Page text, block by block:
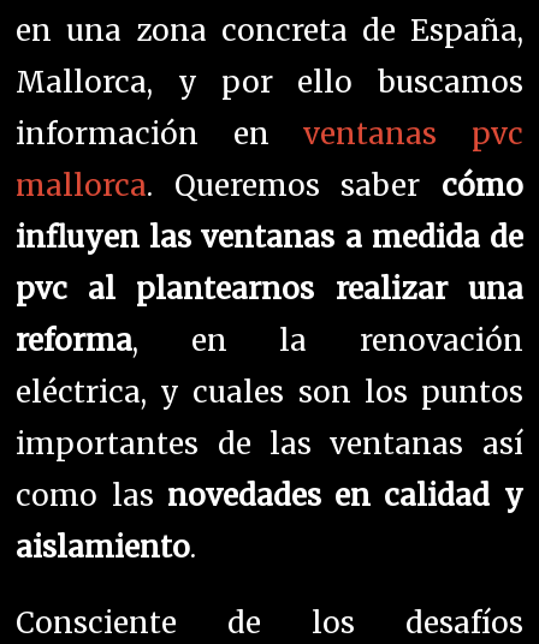
en una zona concreta de España,
Mallorca, y por ello buscamos
información enventanas pvc
mallorca. Queremos saber cómo
influyen las ventanas a medida de
pvc al plantearnos realizar una
reforma, en la renovación
eléctrica, y cuales son los puntos
importantes de las ventanas así
como las novedades en calidad y
aislamiento.
Consciente de los desafíos